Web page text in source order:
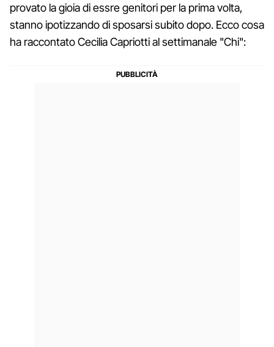
provato la gioia di essre genitori per la prima volta,
stanno ipotizzando di sposarsi subito dopo. Ecco cosa
ha raccontato Cecilia Capriotti al settimanale "Chi":